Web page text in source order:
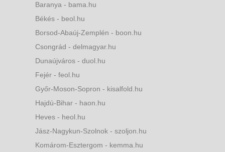
Baranya - bama.hu
Békés - beol.hu
Borsod-Abaúj-Zemplén - boon.hu
Csongrád - delmagyar.hu
Dunaújváros - duol.hu
Fejér - feol.hu
Győr-Moson-Sopron - kisalfold.hu
Hajdú-Bihar - haon.hu
Heves - heol.hu
Jász-Nagykun-Szolnok - szoljon.hu
Komárom-Esztergom - kemma.hu